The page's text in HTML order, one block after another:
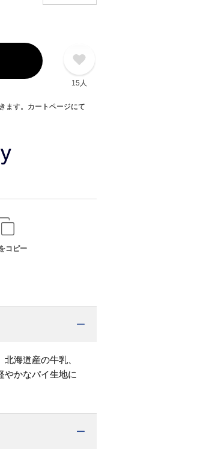
15人
ます。カートページにて
コピー
海道産の牛乳、
やかなパイ生地に